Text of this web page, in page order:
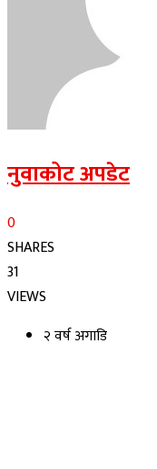
नुवाकोट अपडेट
0
SHARES
31
VIEWS
२ वर्ष अगाडि